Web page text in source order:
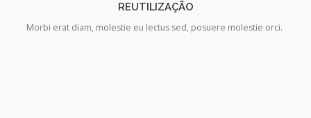
REUTILIZAÇÃO
Morbi erat diam, molestie eu lectus sed, posuere molestie orci.